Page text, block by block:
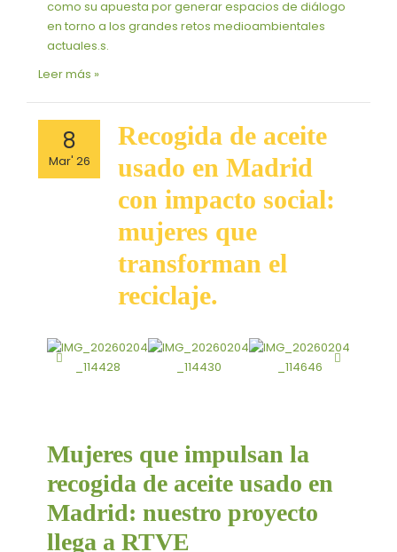
como su apuesta por generar espacios de diálogo
en torno a los grandes retos medioambientales
actuales.s.
Leer más »
Recogida de aceite
usado en Madrid
con impacto social:
mujeres que
transforman el
reciclaje.
8
Mar' 26
Mujeres que impulsan la
recogida de aceite usado en
Madrid: nuestro proyecto
llega a RTVE
Recogida
aceite
transforman